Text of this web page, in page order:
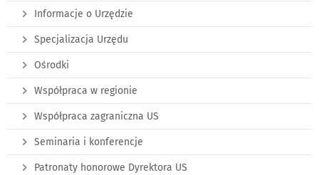
Informacje o Urzędzie
Specjalizacja Urzędu
Ośrodki
Współpraca w regionie
Współpraca zagraniczna US
Seminaria i konferencje
Patronaty honorowe Dyrektora US